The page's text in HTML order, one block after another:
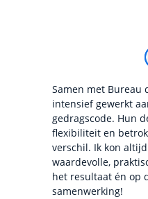
Samen met Bureau
intensief gewerkt
gedragscode. Hun
flexibiliteit en
verschil. Ik kon
waardevolle,
het resultaat én op
samenwerking!